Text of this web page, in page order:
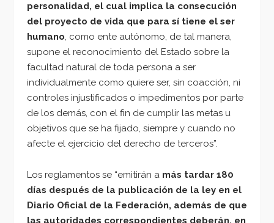
personalidad, el cual implica la consecución
del proyecto de vida que para sí tiene el ser
humano, como ente autónomo, de tal manera,
supone el reconocimiento del Estado sobre la
facultad natural de toda persona a ser
individualmente como quiere ser, sin coacción, ni
controles injustificados o impedimentos por parte
de los demás, con el fin de cumplir las metas u
objetivos que se ha fijado, siempre y cuando no
afecte el ejercicio del derecho de terceros”.
Los reglamentos se “emitirán a más tardar 180
días después de la publicación de la ley en el
Diario Oficial de la Federación, además de que
las autoridades correspondientes deberán, en